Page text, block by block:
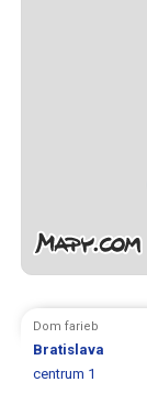
Dom farieb
Bratislava
centrum 1